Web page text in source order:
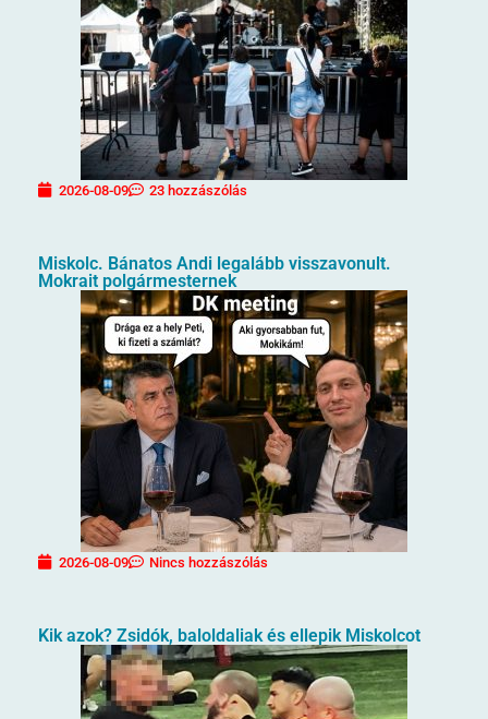
2026-08-09 23 hozzászólás
Miskolc. Bánatos Andi legalább visszavonult.
Mokrait polgármesternek
2026-08-09 Nincs hozzászólás
Kik azok? Zsidók, baloldaliak és ellepik Miskolcot